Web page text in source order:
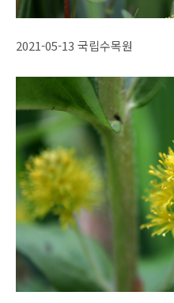
2021-05-13 국립수목원